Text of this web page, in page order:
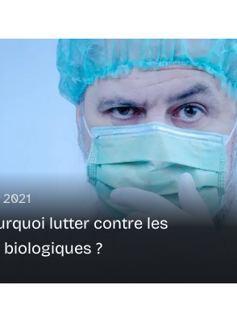
2021
lutter contre les
?